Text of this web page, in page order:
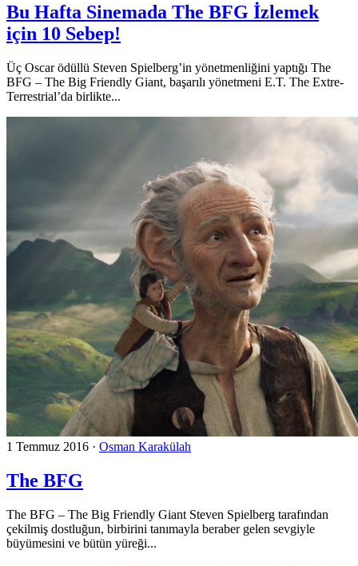
Bu Hafta Sinemada The BFG İzlemek
için 10 Sebep!
Üç Oscar ödüllü Steven Spielberg’in yönetmenliğini yaptığı The
BFG – The Big Friendly Giant, başarılı yönetmeni E.T. The Extre-
Terrestrial’da birlikte...
1 Temmuz 2016 · Osman Karakülah
The BFG
The BFG – The Big Friendly Giant Steven Spielberg tarafından
çekilmiş dostluğun, birbirini tanımayla beraber gelen sevgiyle
büyümesini ve bütün yüreği...